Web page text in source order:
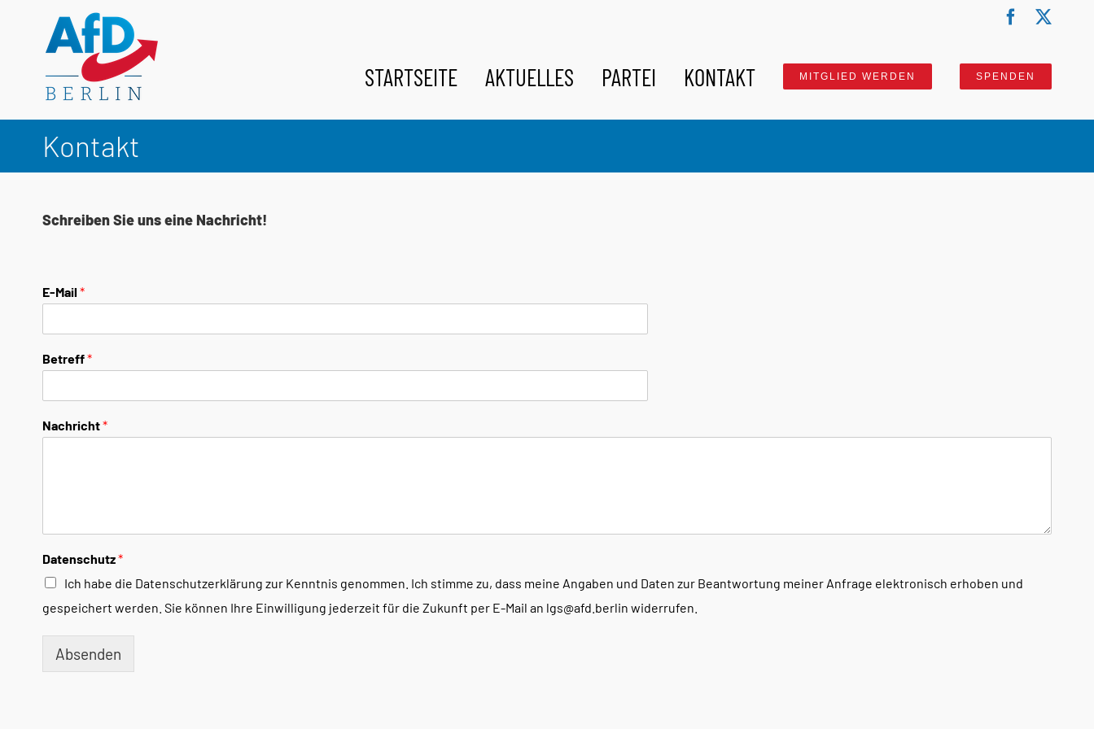
Facebook
STARTSEITE AKTUELLES PARTEI KONTAKT MITGLIED WERDEN SPENDEN
Kontakt
Schreiben Sie uns eine Nachricht!
E-Mail*
Betreff*
Nachricht*
Datenschutz*
Ich habe die Datenschutzerklärung zur Kenntnis genommen. Ich stimme zu, dass meine Angaben und Daten zur Beantwortung meiner Anfrage elektronisch erhoben und
gespeichert werden. Sie können Ihre Einwilligung jederzeit für die Zukunft per E-Mail an lgs@afd.berlin widerrufen.
Absenden